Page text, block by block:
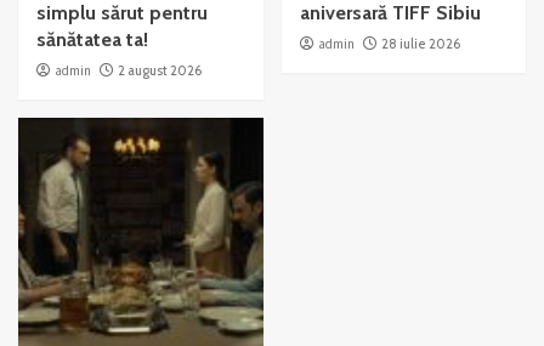
simplu sărut pentru
sănătatea ta!
admin 2 august 2026
aniversară TIFF Sibiu
admin 28 iulie 2026